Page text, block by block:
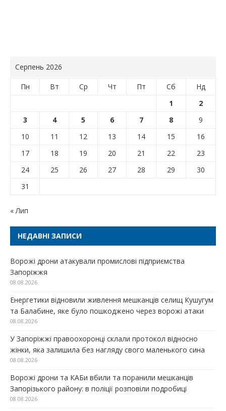
Серпень 2026
Пн Вт Ср Чт Пт Сб
Нд
1
2
3
4 5 6 7 8
9
10
11 12 13 14 15
16
17
18 19 20 21 22
23
24
25 26 27 28 29
30
31
« Лип
НЕДАВНІ ЗАПИСИ
Ворожі дрони атакували промислові підприємства
Запоріжжя
08.08.2026
Енергетики відновили живлення мешканців селищ Кушугум
та Балабине, яке було пошкоджено через ворожі атаки
08.08.2026
У Запоріжжі правоохоронці склали протокол відносно
жінки, яка залишила без нагляду свого маленького сина
08.08.2026
Ворожі дрони та КАБи вбили та поранили мешканців
Запорізького району: в поліції розповіли подробиці
08.08.2026